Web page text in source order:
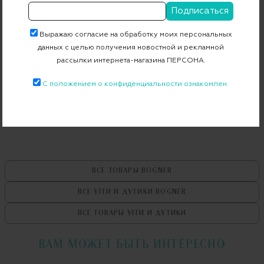
Страна производства Италия
Бесплатная примерка в пункте выдачи
ВСЕ ТОВАРЫ BOGNER
ВСЕ УГГИ И ДУТИКИ BOGNER
ВСЕ ТОВАРЫ УГГИ И ДУТИКИ
ВАМ МОЖЕТ БЫТЬ ИНТЕРЕСНО
Выражаю согласие на обработку моих персональных
данных с целью получения новостной и рекламной
рассылки интернета-магазина ПЕРСОНА.
С положением о конфиденциальности ознакомлен.